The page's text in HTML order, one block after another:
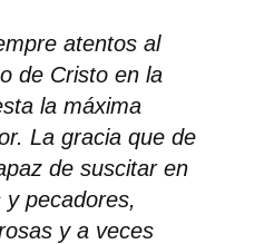
atentos al
de Cristo en la
la máxima
La gracia que de
de suscitar en
pecadores,
y a veces